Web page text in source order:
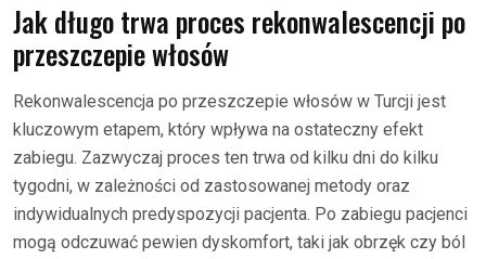
Jak długo trwa proces rekonwalescencji po
przeszczepie włosów
Rekonwalescencja po przeszczepie włosów w Turcji jest
kluczowym etapem, który wpływa na ostateczny efekt
zabiegu. Zazwyczaj proces ten trwa od kilku dni do kilku
tygodni, w zależności od zastosowanej metody oraz
indywidualnych predyspozycji pacjenta. Po zabiegu pacjenci
mogą odczuwać pewien dyskomfort, taki jak obrzęk czy ból